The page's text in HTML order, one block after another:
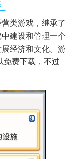
类游戏，继承了
建设和管理一个
经济和文化。游
免费下载，不过